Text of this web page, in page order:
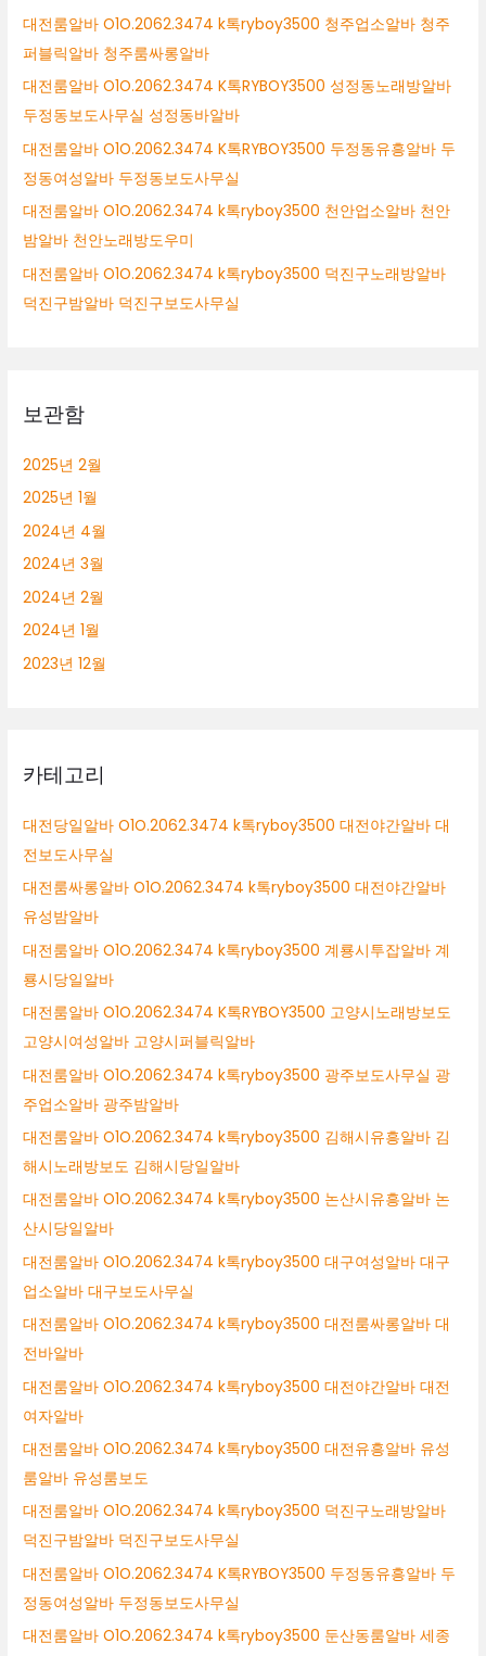
대전룸알바 O1O.2062.3474 k톡ryboy3500 청주업소알바 청주
퍼블릭알바 청주룸싸롱알바
대전룸알바 O1O.2062.3474 K톡RYBOY3500 성정동노래방알바
두정동보도사무실 성정동바알바
대전룸알바 O1O.2062.3474 K톡RYBOY3500 두정동유흥알바 두
정동여성알바 두정동보도사무실
대전룸알바 O1O.2062.3474 k톡ryboy3500 천안업소알바 천안
밤알바 천안노래방도우미
대전룸알바 O1O.2062.3474 k톡ryboy3500 덕진구노래방알바
덕진구밤알바 덕진구보도사무실
보관함
2025년 2월
2025년 1월
2024년 4월
2024년 3월
2024년 2월
2024년 1월
2023년 12월
카테고리
대전당일알바 O1O.2062.3474 k톡ryboy3500 대전야간알바 대
전보도사무실
대전룸싸롱알바 O1O.2062.3474 k톡ryboy3500 대전야간알바
유성밤알바
대전룸알바 O1O.2062.3474 k톡ryboy3500 계룡시투잡알바 계
룡시당일알바
대전룸알바 O1O.2062.3474 K톡RYBOY3500 고양시노래방보도
고양시여성알바 고양시퍼블릭알바
대전룸알바 O1O.2062.3474 k톡ryboy3500 광주보도사무실 광
주업소알바 광주밤알바
대전룸알바 O1O.2062.3474 k톡ryboy3500 김해시유흥알바 김
해시노래방보도 김해시당일알바
대전룸알바 O1O.2062.3474 k톡ryboy3500 논산시유흥알바 논
산시당일알바
대전룸알바 O1O.2062.3474 k톡ryboy3500 대구여성알바 대구
업소알바 대구보도사무실
대전룸알바 O1O.2062.3474 k톡ryboy3500 대전룸싸롱알바 대
전바알바
대전룸알바 O1O.2062.3474 k톡ryboy3500 대전야간알바 대전
여자알바
대전룸알바 O1O.2062.3474 k톡ryboy3500 대전유흥알바 유성
룸알바 유성룸보도
대전룸알바 O1O.2062.3474 k톡ryboy3500 덕진구노래방알바
덕진구밤알바 덕진구보도사무실
대전룸알바 O1O.2062.3474 K톡RYBOY3500 두정동유흥알바 두
정동여성알바 두정동보도사무실
대전룸알바 O1O.2062.3474 k톡ryboy3500 둔산동룸알바 세종